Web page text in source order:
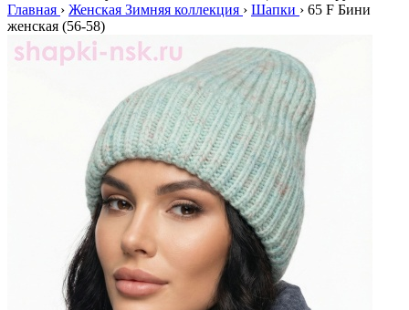
Главная › Женская Зимняя коллекция › Шапки › 65 F Бини
женская (56-58)